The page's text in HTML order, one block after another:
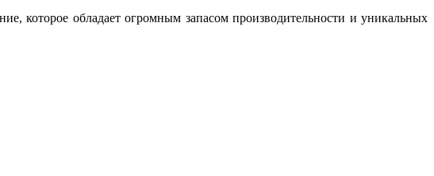
которое обладает огромным запасом производительности и уникальных